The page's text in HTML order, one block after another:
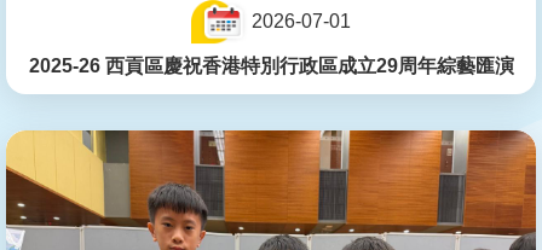
2026-07-01
2025-26 西貢區慶祝香港特別行政區成立29周年綜藝匯演